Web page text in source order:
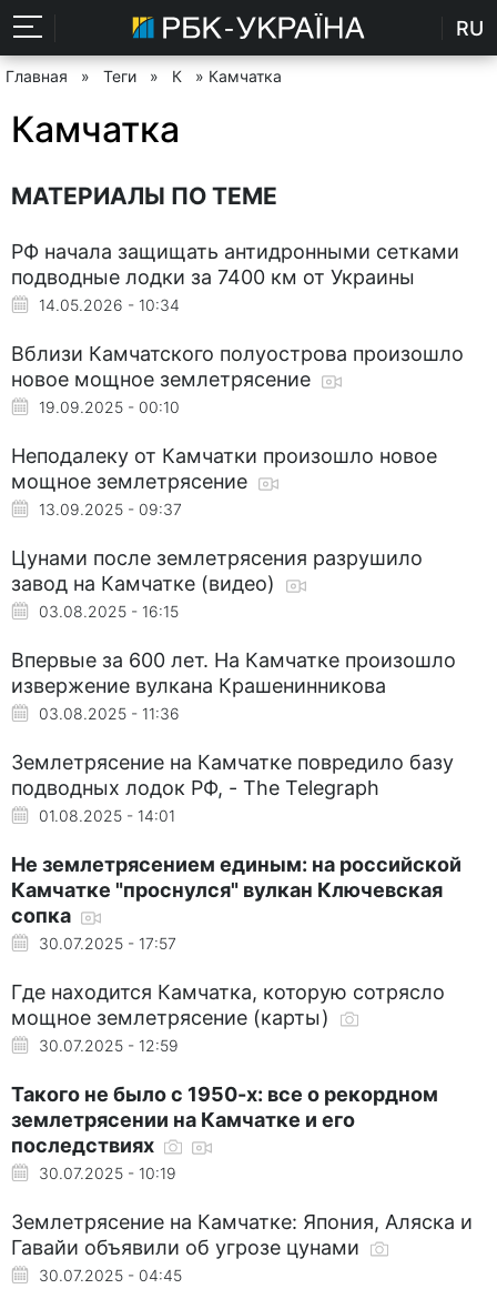
RU
Главная » Теги » К » Камчатка
Камчатка
МАТЕРИАЛЫ ПО ТЕМЕ
РФ начала защищать антидронными сетками
подводные лодки за 7400 км от Украины
14.05.2026 - 10:34
Вблизи Камчатского полуострова произошло
новое мощное землетрясение
19.09.2025 - 00:10
Неподалеку от Камчатки произошло новое
мощное землетрясение
13.09.2025 - 09:37
Цунами после землетрясения разрушило
завод на Камчатке (видео)
03.08.2025 - 16:15
Впервые за 600 лет. На Камчатке произошло
извержение вулкана Крашенинникова
03.08.2025 - 11:36
Землетрясение на Камчатке повредило базу
подводных лодок РФ, - The Telegraph
01.08.2025 - 14:01
Не землетрясением единым: на российской
Камчатке "проснулся" вулкан Ключевская
сопка
30.07.2025 - 17:57
Где находится Камчатка, которую сотрясло
мощное землетрясение (карты)
30.07.2025 - 12:59
Такого не было с 1950-х: все о рекордном
землетрясении на Камчатке и его
последствиях
30.07.2025 - 10:19
Землетрясение на Камчатке: Япония, Аляска и
Гавайи объявили об угрозе цунами
30.07.2025 - 04:45